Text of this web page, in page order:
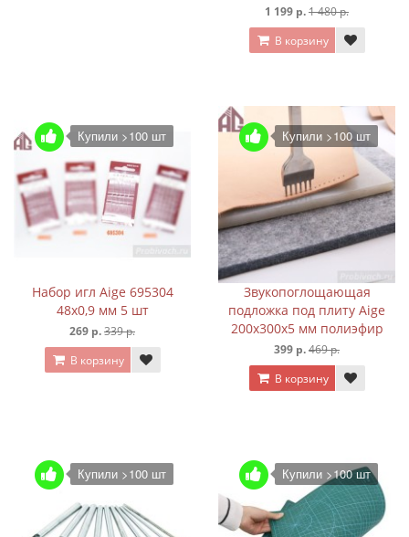
1 199 р.1 480 р.
В корзину
Купили >100 шт
Набор игл Aige 695304
48х0,9 мм 5 шт
269 р.339 р.
В корзину
Купили >100 шт
Звукопоглощающая
подложка под плиту Aige
200х300х5 мм полиэфир
399 р.469 р.
В корзину
Купили >100 шт Купили >100 шт